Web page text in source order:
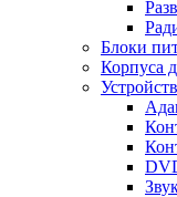
Блоки
Корпуса